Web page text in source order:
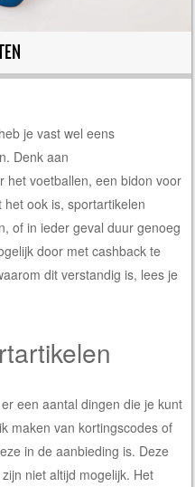
je vast wel eens
Denk aan
het voetballen, een bidon voor
ook is, sportartikelen
of in ieder geval duur genoeg
door met cashback te
dit verstandig is, lees je
een aantal dingen die je kunt
maken van kortingscodes of
in de aanbieding is. Deze
niet altijd mogelijk. Het